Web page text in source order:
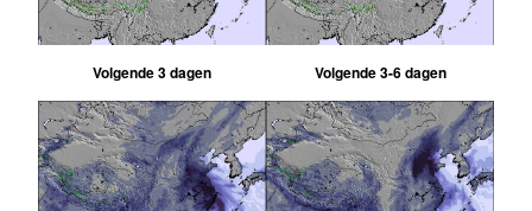
Volgende 3 dagen Volgende 3-6 dagen